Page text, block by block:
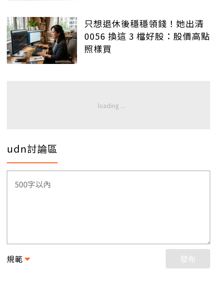
只想退休後穩穩領錢！她出清
0056 換這 3 檔好股：股價高點
照樣買
udn討論區
規範 發布